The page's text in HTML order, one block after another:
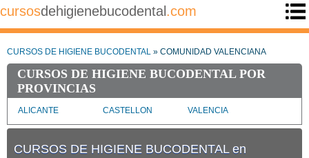
cursosdehigienebucodental .com
CURSOS DE HIGIENE BUCODENTAL » COMUNIDAD VALENCIANA
CURSOS DE HIGIENE BUCODENTAL POR
PROVINCIAS
ALICANTE CASTELLON VALENCIA
CURSOS DE HIGIENE BUCODENTAL en